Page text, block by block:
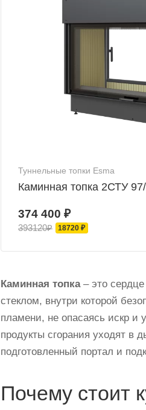
Туннельные топки Esma
Каминная топка 2СТУ
374 400 ₽
393120₽ 18720 ₽
Каминная топка– это сердце
стеклом, внутри которой
пламени, не опасаясь искр и
продукты сгорания уходят в
подготовленный портал и
Почему стоит